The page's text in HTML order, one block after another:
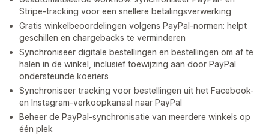
Stripe-tracking voor een snellere betalingsverwerking
Gratis winkelbeoordelingen volgens PayPal-normen: helpt
geschillen en chargebacks te verminderen
Synchroniseer digitale bestellingen en bestellingen om af te
halen in de winkel, inclusief toewijzing aan door PayPal
ondersteunde koeriers
Synchroniseer tracking voor bestellingen uit het Facebook-
en Instagram-verkoopkanaal naar PayPal
Beheer de PayPal-synchronisatie van meerdere winkels op
één plek